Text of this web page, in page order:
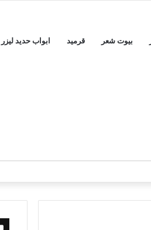
بيوت شعر قرميد ابواب حديد ليزر